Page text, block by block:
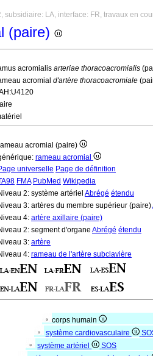
subsidiaire: LA, interface: FR, travaux en
(paire)
acromialis arteriae thoracoacromialis
acromial d'artère thoracoacromiale
acromial (paire)
rameau acromial
universelle Page de définition
FMA PubMed Wikipedia
2: système artériel Abrégé étendu
3: artères du membre supérieur (paire)
4: artère axillaire (paire)
2: segment d'organe Abrégé étendu
3: artère
4: rameau de l'artère subclavière
corps humain
système cardiovasculaire
système artériel
SOS